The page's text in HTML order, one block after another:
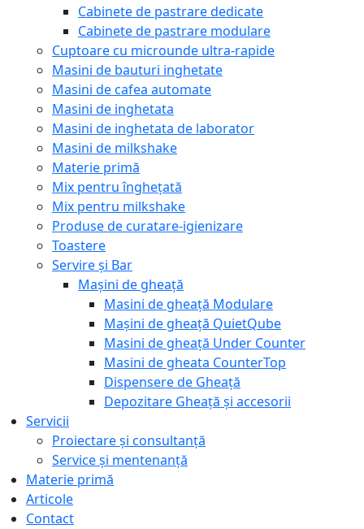
Cabinete de pastrare dedicate
Cabinete de pastrare modulare
Cuptoare cu microunde ultra-rapide
Masini de bauturi inghetate
Masini de cafea automate
Masini de inghetata
Masini de inghetata de laborator
Masini de milkshake
Materie primă
Mix pentru înghețată
Mix pentru milkshake
Produse de curatare-igienizare
Toastere
Servire și Bar
Mașini de gheață
Masini de gheață Modulare
Mașini de gheață QuietQube
Masini de gheață Under Counter
Masini de gheata CounterTop
Dispensere de Gheață
Depozitare Gheață și accesorii
Servicii
Proiectare și consultanță
Service și mentenanță
Materie primă
Articole
Contact